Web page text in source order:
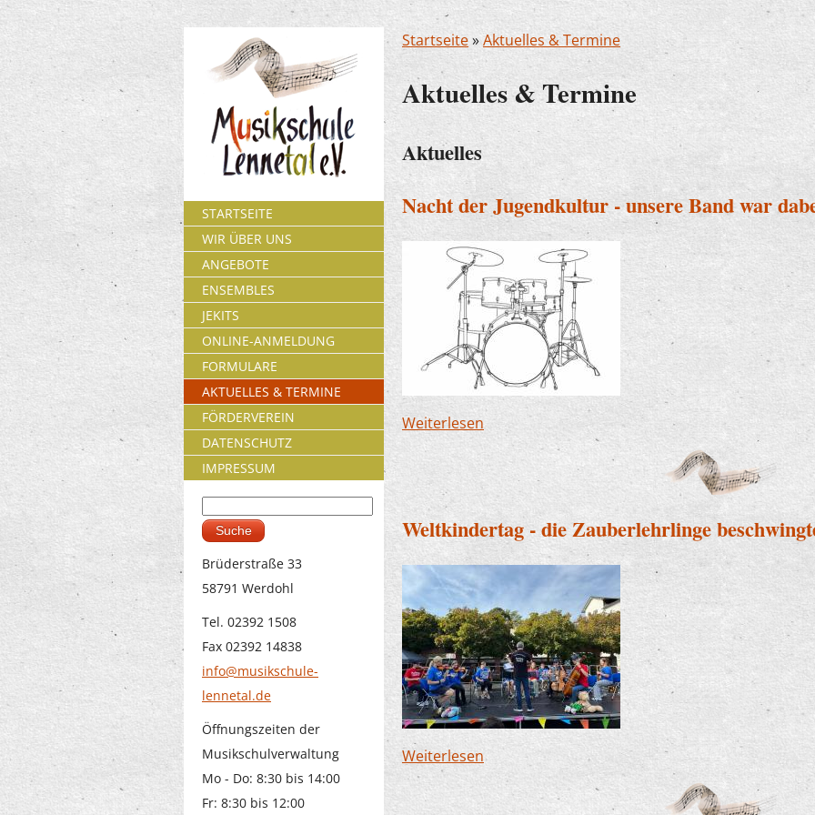
Startseite»Aktuelles & Termine
Aktuelles & Termine
Aktuelles
Nacht der Jugendkultur - unsere Band war
Weiterlesen über Nacht der Jugendkultur - unsere Band war
Weltkindertag - die Zauberlehrlinge
Weiterlesenüber Weltkindertag - die Zauberlehrlinge
STARTSEITE
WIR ÜBER UNS
ANGEBOTE
ENSEMBLES
JEKITS
ONLINE-ANMELDUNG
FORMULARE
AKTUELLES & TERMINE
FÖRDERVEREIN
DATENSCHUTZ
IMPRESSUM
Suchformular
Brüderstraße 33
58791 Werdohl
Tel. 02392 1508
Fax 02392 14838
info@musikschule-
lennetal.de
Öffnungszeiten der
Musikschulverwaltung
Mo - Do: 8:30 bis 14:00
Fr: 8:30 bis 12:00